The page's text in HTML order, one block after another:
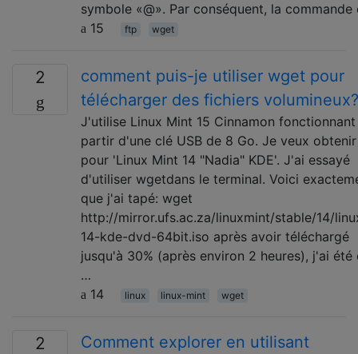
symbole «@». Par conséquent, la
15
ftp wget
2
comment puis-je utiliser wget pour
télécharger des fichiers volumineux?
J'utilise Linux Mint 15 Cinnamon
partir d'une clé USB de 8 Go. Je veux obtenir
pour 'Linux Mint 14 "Nadia" KDE'. J'ai essayé
d'utiliser wgetdans le terminal. Voici
que j'ai tapé: wget
http://mirror.ufs.ac.za/linuxmint/stable/14/
14-kde-dvd-64bit.iso après avoir téléchargé
jusqu'à 30% (après environ 2 heures), j'ai été
…
14
linux linux-mint wget
2
Comment explorer en utilisant